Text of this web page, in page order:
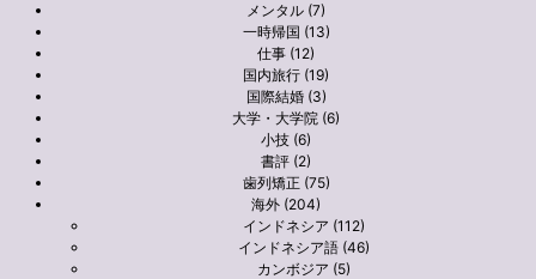
メンタル (7)
一時帰国 (13)
仕事 (12)
国内旅行 (19)
国際結婚 (3)
大学・大学院 (6)
小技 (6)
書評 (2)
歯列矯正 (75)
海外 (204)
インドネシア (112)
インドネシア語 (46)
カンボジア (5)